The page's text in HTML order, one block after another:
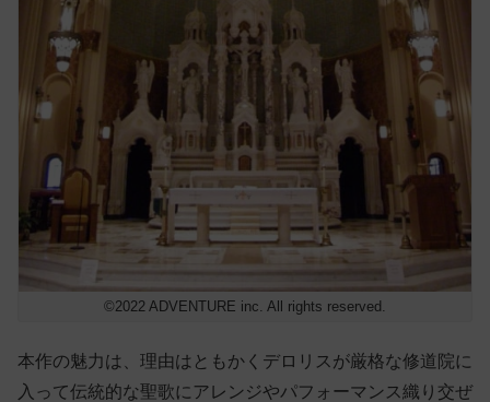
©2022 ADVENTURE inc. All rights reserved.
本作の魅力は、理由はともかくデロリスが厳格な修道院に
入って伝統的な聖歌にアレンジやパフォーマンス織り交ぜ